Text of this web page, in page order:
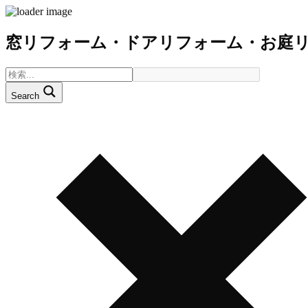
窓リフォーム・ドアリフォーム・お庭
Search